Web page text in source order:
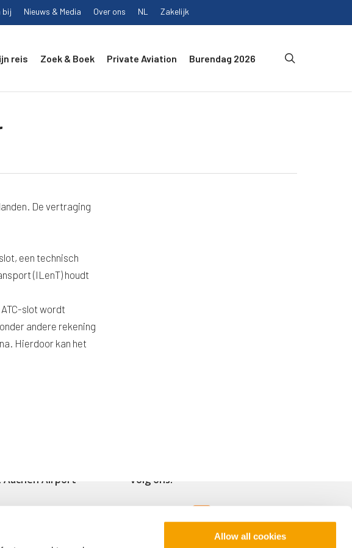
Allow all cookies
bij Nieuws & Media Over ons NL Zakelijk
reis Zoek & Boek Private Aviation Burendag 2026
De vertraging
een technisch
(ILenT) houdt
slot wordt
andere rekening
Hierdoor kan het
Airport Volg ons!